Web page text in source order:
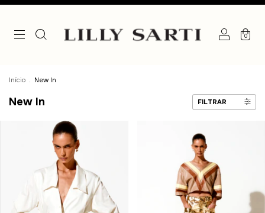
0
Início . New In
New In FILTRAR